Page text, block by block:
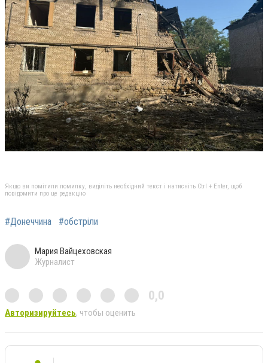
Якщо ви помітили помилку, виділіть необхідний текст і натисніть Ctrl + Enter, щоб
повідомити про це редакцію
#Донеччина #обстріли
Мария Вайцеховская
Журналист
0,0
Авторизируйтесь, чтобы оценить